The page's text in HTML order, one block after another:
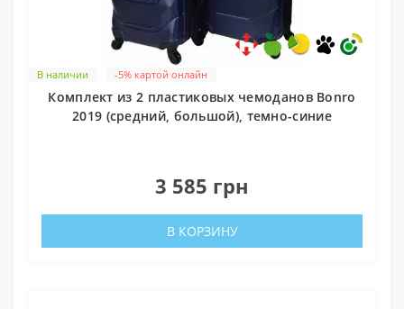
В наличии -5% картой онлайн
Комплект из 2 пластиковых чемоданов Bonro
2019 (средний, большой), темно-синие
3 585 грн
В КОРЗИНУ